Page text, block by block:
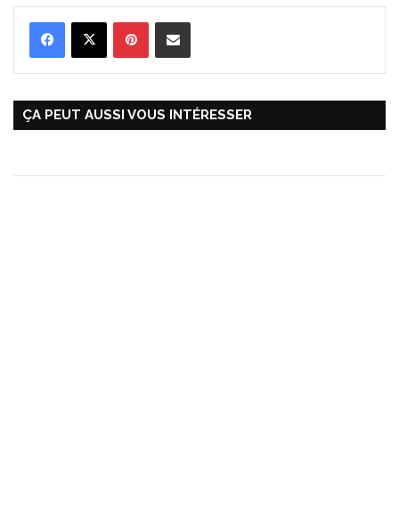
ÇA PEUT AUSSI VOUS INTÉRESSER